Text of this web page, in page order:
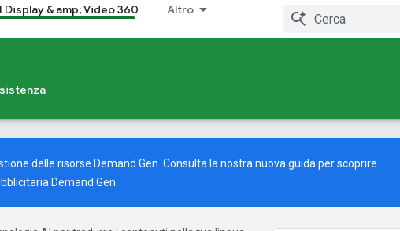
Display & amp; Video 360 Altro
delle risorse Demand Gen. Consulta la nostra nuova guida per scoprire
Demand Gen.